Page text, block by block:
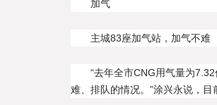
加气
主城83座加气站，加气不难
“去年全市CNG用气量为
难、排队的情况。”涂兴永说，目